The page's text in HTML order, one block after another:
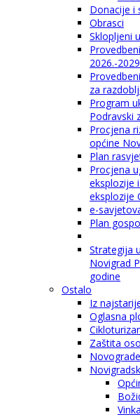
Donacije i
Obrasci
Sklopljeni
2026.-
za
Program
Podravski
Procjena
općine
Plan
Procjena
eksplozije
eksplozije
e-
Plan
Strategija
Novigrad
godine
Ostalo
Iz
Oglasna
Zaštita